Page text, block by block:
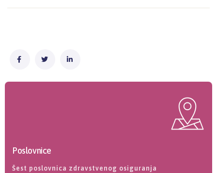
Poslovnice
Šest poslovnica zdravstvenog osiguranja